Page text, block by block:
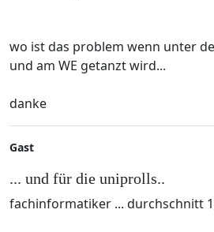
wo ist das problem wenn unter
und am WE getanzt wird...
danke
Gast
... und für die uniprolls..
fachinformatiker ... durchschnitt